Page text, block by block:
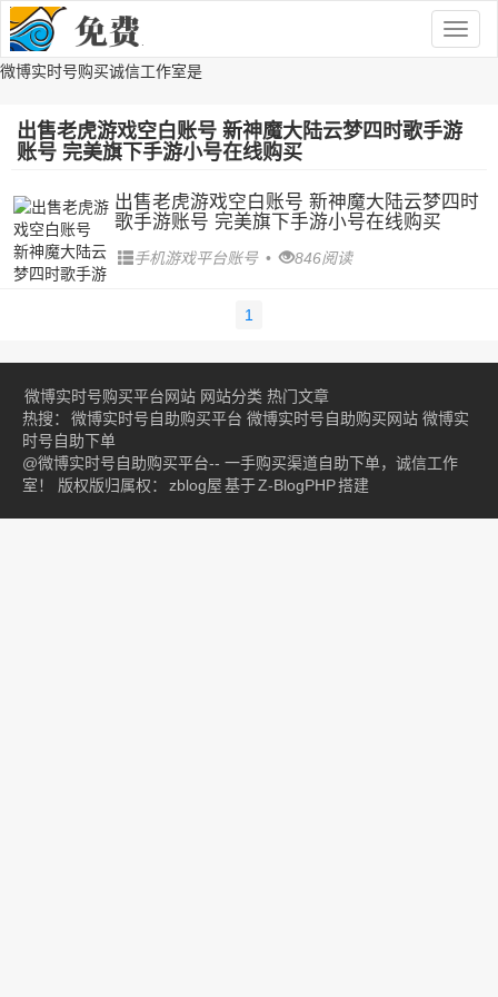
微博实时号购买诚信工作室是
出售老虎游戏空白账号 新神魔大陆云梦四时歌手游
账号 完美旗下手游小号在线购买
出售老虎游戏空白账号 新神魔大陆云梦四时
歌手游账号 完美旗下手游小号在线购买
手机游戏平台账号 • 846阅读
1
微博实时号购买平台网站 网站分类 热门文章
热搜：
微博实时号自助购买平台 微博实时号自助购买网站 微博实
时号自助下单
@微博实时号自助购买平台-- 一手购买渠道自助下单，诚信工作
室！ 版权版归属权：
zblog屋基于Z-BlogPHP搭建